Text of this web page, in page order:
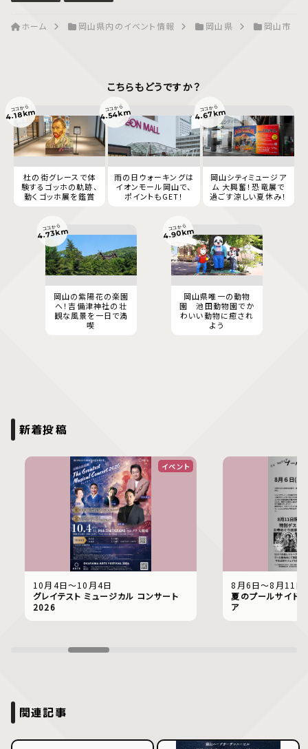
ホーム 岡山県内のイベント情報 岡山県 岡山市
こちらもどうですか？
杜の街グレースで体
験するゴッホの軌跡、
動くゴッホ展を鑑賞
ココから
4.18km
雨の日ウォーキングは
イオンモール岡山で、
ポイントもGET！
ココから
4.54km
岡山シティミュージア
ム 大興奮！恐竜展で
過ごす涼しい夏休み！
ココから
4.67km
岡山の紫陽花の楽園
へ！吉備津神社の壮
観な風景を一日で満
喫
ココから
4.73km
岡山県唯一の動物
園 池田動物園でか
わいい動物に癒され
よう
ココから
4.90km
新着投稿
イベント
10月4日〜10月4日
グレイテスト ミュージカル コンサート
2026
8月6日〜8月11日
夏のプールサイド
ア
関連記事